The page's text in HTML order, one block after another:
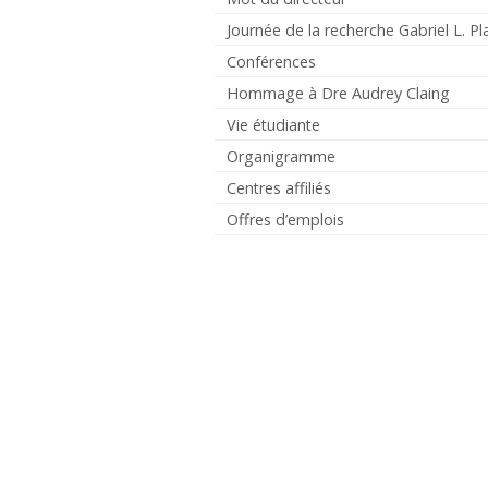
Journée de la recherche Gabriel L.
Conférences
Hommage à Dre Audrey Claing
Vie étudiante
Organigramme
Centres affiliés
Offres d’emplois